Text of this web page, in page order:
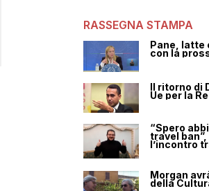
RASSEGNA STAMPA
Pane, latte
con la
Il ritorno di
Ue per la
“Spero
travel
l’incontro
Morgan
della